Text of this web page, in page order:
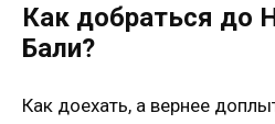
Как добраться до
Бали?
Как доехать, а вернее